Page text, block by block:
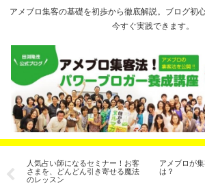
アメブロ集客の基礎を初歩から徹底解説。ブログ初
今すぐ実践できます。
人気占い師になるセミナー！お客
さまを、どんどん引き寄せる魔法
のレッスン
アメブロが
は？